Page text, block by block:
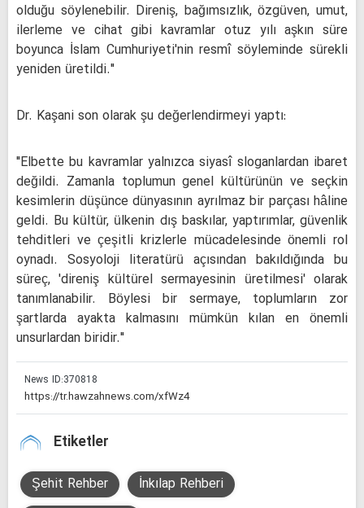
olduğu söylenebilir. Direniş, bağımsızlık, özgüven, umut,
ilerleme ve cihat gibi kavramlar otuz yılı aşkın süre
boyunca İslam Cumhuriyeti'nin resmî söyleminde sürekli
yeniden üretildi."
Dr. Kaşani son olarak şu değerlendirmeyi yaptı:
"Elbette bu kavramlar yalnızca siyasî sloganlardan ibaret
değildi. Zamanla toplumun genel kültürünün ve seçkin
kesimlerin düşünce dünyasının ayrılmaz bir parçası hâline
geldi. Bu kültür, ülkenin dış baskılar, yaptırımlar, güvenlik
tehditleri ve çeşitli krizlerle mücadelesinde önemli rol
oynadı. Sosyoloji literatürü açısından bakıldığında bu
süreç, 'direniş kültürel sermayesinin üretilmesi' olarak
tanımlanabilir. Böylesi bir sermaye, toplumların zor
şartlarda ayakta kalmasını mümkün kılan en önemli
unsurlardan biridir."
News ID:370818
Etiketler
Şehit Rehber
İnkılap Rehberi